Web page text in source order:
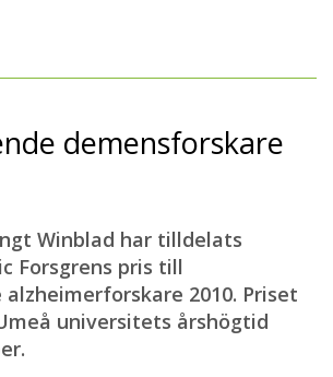
demensforskare
Winblad har tilldelats
Forsgrens pris till
2010. Priset
universitets årshögtid